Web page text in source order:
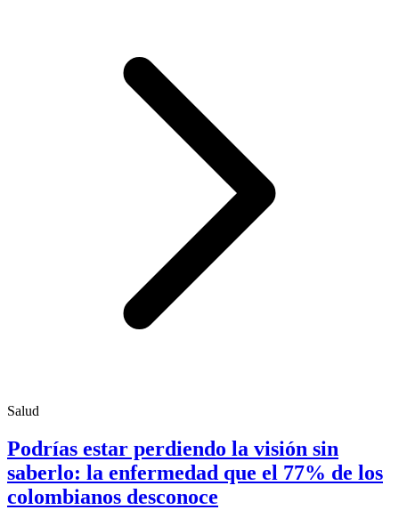
Salud
Podrías estar perdiendo la visión sin
saberlo: la enfermedad que el 77% de los
colombianos desconoce